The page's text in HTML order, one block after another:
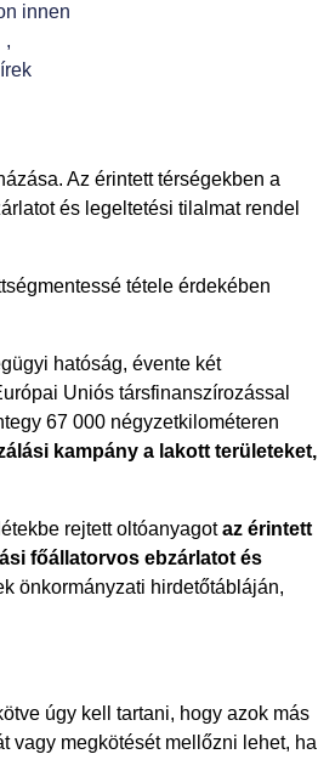
innen
,
Az érintett térségekben a
és legeltetési tilalmat rendel
tétele érdekében
hatóság, évente két
Uniós társfinanszírozással
67 000 négyzetkilométeren
kampány a lakott területeket,
rejtett oltóanyagotaz érintett
főállatorvos ebzárlatot és
önkormányzati hirdetőtábláján,
úgy kell tartani, hogy azok más
vagy megkötését mellőzni lehet, ha